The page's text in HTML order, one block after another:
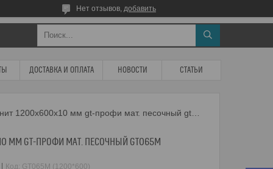
Нет отзывов, добавить
ДОСТАВКА И ОПЛАТА НОВОСТИ СТАТЬИ
Керамогарнит 1200х600х10 мм gt-профи мат. песочный gt065m
ММ GT-ПРОФИ МАТ. ПЕСОЧНЫЙ GT065M
Код: GT065M (1200*600)